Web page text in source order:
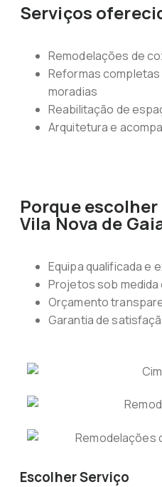
Serviços
Remodelações de
Reformas
moradias
Reabilitação de
Arquitetura e
Porque
Vila Nova de
Equipa qualificada e
Projetos sob
Orçamento
Garantia de
Escolher Serviço